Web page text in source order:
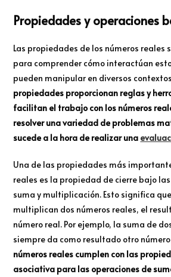
Propiedades y operaciones
Las propiedades de los números reales
para comprender cómo interactúan
pueden manipular en diversos
propiedades proporcionan reglas y
facilitan el trabajo con los números
resolver una variedad de problemas
sucede a la hora de realizar una
Una de las propiedades más
reales es la propiedad de cierre bajo
suma y multiplicación. Esto significa
multiplican dos números reales, el
número real. Por ejemplo, la suma de
siempre da como resultado otro
números reales cumplen con las
asociativa para las operaciones de